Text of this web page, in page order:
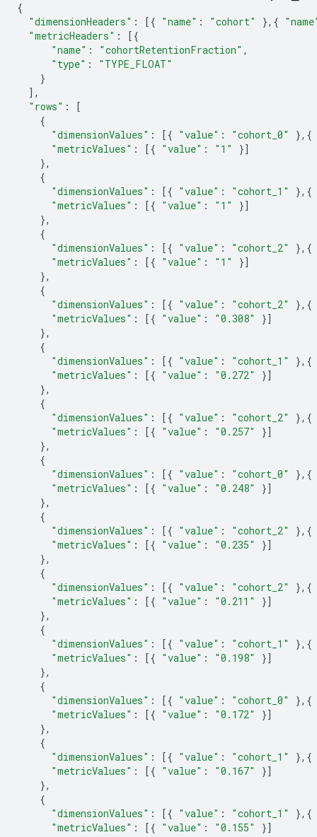
{
"dimensionHeaders" : [{ "name" : "cohort" },{
"metricHeaders" :
[{
"name" : "cohortRetentionFraction" ,
"type" :
"TYPE_FLOAT"
}
],
"rows" :
[
{
"dimensionValues" : [{ "value" : "cohort_0"
},{
"metricValues" : [{ "value" : "1"
}]
},
{
"dimensionValues" : [{ "value" : "cohort_1"
},{
"metricValues" : [{ "value" : "1"
}]
},
{
"dimensionValues" : [{ "value" : "cohort_2"
},{
"metricValues" : [{ "value" : "1"
}]
},
{
"dimensionValues" : [{ "value" : "cohort_2"
},{
"metricValues" : [{ "value" : "0.308"
}]
},
{
"dimensionValues" : [{ "value" : "cohort_1"
},{
"metricValues" : [{ "value" : "0.272"
}]
},
{
"dimensionValues" : [{ "value" : "cohort_2"
},{
"metricValues" : [{ "value" : "0.257"
}]
},
{
"dimensionValues" : [{ "value" : "cohort_0"
},{
"metricValues" : [{ "value" : "0.248"
}]
},
{
"dimensionValues" : [{ "value" : "cohort_2"
},{
"metricValues" : [{ "value" : "0.235"
}]
},
{
"dimensionValues" : [{ "value" : "cohort_2"
},{
"metricValues" : [{ "value" : "0.211"
}]
},
{
"dimensionValues" : [{ "value" : "cohort_1"
},{
"metricValues" : [{ "value" : "0.198"
}]
},
{
"dimensionValues" : [{ "value" : "cohort_0"
},{
"metricValues" : [{ "value" : "0.172"
}]
},
{
"dimensionValues" : [{ "value" : "cohort_1"
},{
"metricValues" : [{ "value" : "0.167"
}]
},
{
"dimensionValues" : [{ "value" : "cohort_1"
},{
"metricValues" : [{ "value" : "0.155"
}]